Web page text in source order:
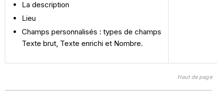
La description
Lieu
Champs personnalisés : types de champs
Texte brut, Texte enrichi et Nombre.
Haut de page